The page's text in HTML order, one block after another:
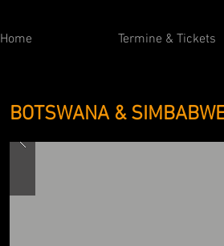
Home Termine & Tickets
BOTSWANA &